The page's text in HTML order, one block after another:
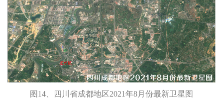
图14、四川省成都地区2021年8月份最新卫星图